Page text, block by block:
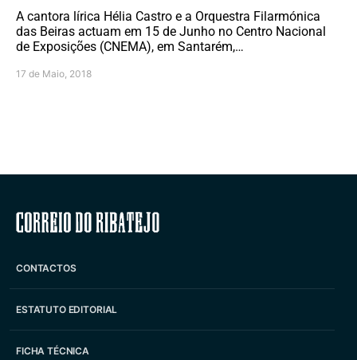
A cantora lírica Hélia Castro e a Orquestra Filarmónica
das Beiras actuam em 15 de Junho no Centro Nacional
de Exposições (CNEMA), em Santarém,…
17 de Maio, 2018
Correio do Ribatejo
CONTACTOS
ESTATUTO EDITORIAL
FICHA TÉCNICA